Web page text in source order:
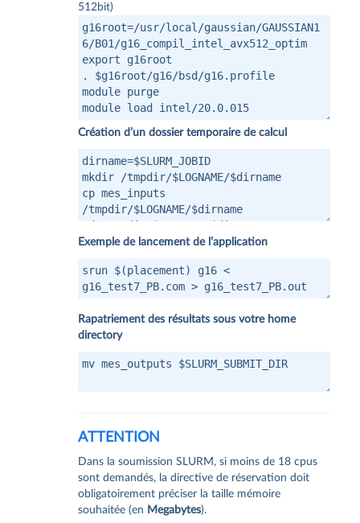
512bit)
Création d’un dossier temporaire de calcul
Exemple de lancement de l’application
Rapatriement des résultats sous votre home
directory
ATTENTION
Dans la soumission SLURM, si moins de 18 cpus
sont demandés, la directive de réservation doit
obligatoirement préciser la taille mémoire
souhaitée (en Megabytes).